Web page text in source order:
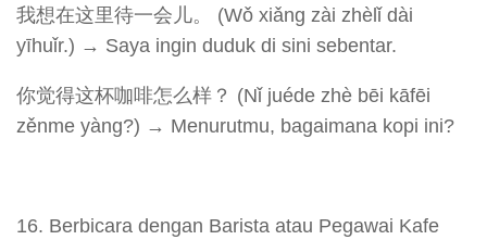
我想在这里待一会儿。 (Wǒ xiǎng zài zhèlǐ dài
yīhuǐr.) → Saya ingin duduk di sini sebentar.
你觉得这杯咖啡怎么样？ (Nǐ juéde zhè bēi kāfēi
zěnme yàng?) → Menurutmu, bagaimana kopi ini?
Berbicara dengan Barista atau Pegawai Kafe